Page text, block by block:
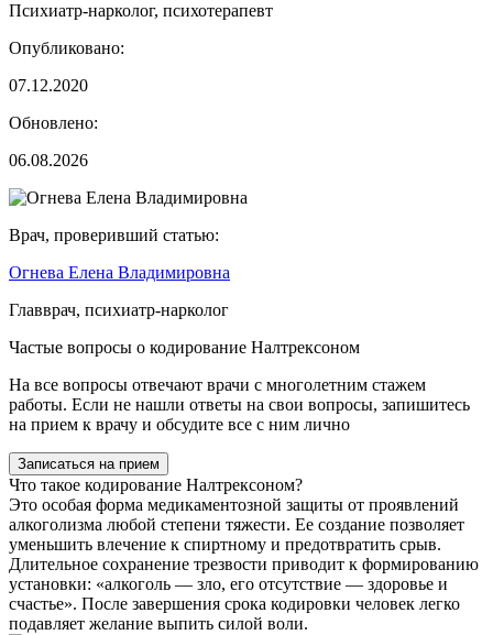
Психиатр-нарколог, психотерапевт
Опубликовано:
07.12.2020
Обновлено:
06.08.2026
Врач, проверивший статью:
Огнева Елена Владимировна
Главврач, психиатр-нарколог
Частые вопросы о кодирование Налтрексоном
На все вопросы отвечают врачи с многолетним стажем
работы. Если не нашли ответы на свои вопросы, запишитесь
на прием к врачу и обсудите все с ним лично
Записаться на прием
Что такое кодирование Налтрексоном?
Это особая форма медикаментозной защиты от проявлений
алкоголизма любой степени тяжести. Ее создание позволяет
уменьшить влечение к спиртному и предотвратить срыв.
Длительное сохранение трезвости приводит к формированию
установки: «алкоголь — зло, его отсутствие — здоровье и
счастье». После завершения срока кодировки человек легко
подавляет желание выпить силой воли.